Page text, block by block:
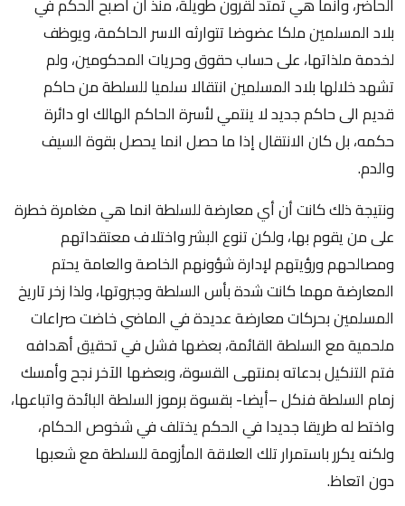
بلاد المسلمين ملكا عضوضا تتوارثه الاسر الحاكمة، ويوظف
لخدمة ملذاتها، على حساب حقوق وحريات المحكومين، ولم
تشهد خلالها بلاد المسلمين انتقالا سلميا للسلطة من حاكم
قديم الى حاكم جديد لا ينتمي لأسرة الحاكم الهالك او دائرة
حكمه، بل كان الانتقال إذا ما حصل انما يحصل بقوة السيف
والدم.
ونتيجة ذلك كانت أن أي معارضة للسلطة انما هي مغامرة خطرة
على من يقوم بها، ولكن تنوع البشر واختلاف معتقداتهم
ومصالحهم ورؤيتهم لإدارة شؤونهم الخاصة والعامة يحتم
المعارضة مهما كانت شدة بأس السلطة وجبروتها، ولذا زخر تاريخ
المسلمين بحركات معارضة عديدة في الماضي خاضت صراعات
ملحمية مع السلطة القائمة، بعضها فشل في تحقيق أهدافه
فتم التنكيل بدعاته بمنتهى القسوة، وبعضها الآخر نجح وأمسك
زمام السلطة فنكل –أيضا- بقسوة برموز السلطة البائدة واتباعها،
واختط له طريقا جديدا في الحكم يختلف في شخوص الحكام،
ولكنه يكرر باستمرار تلك العلاقة المأزومة للسلطة مع شعبها
دون اتعاظ.